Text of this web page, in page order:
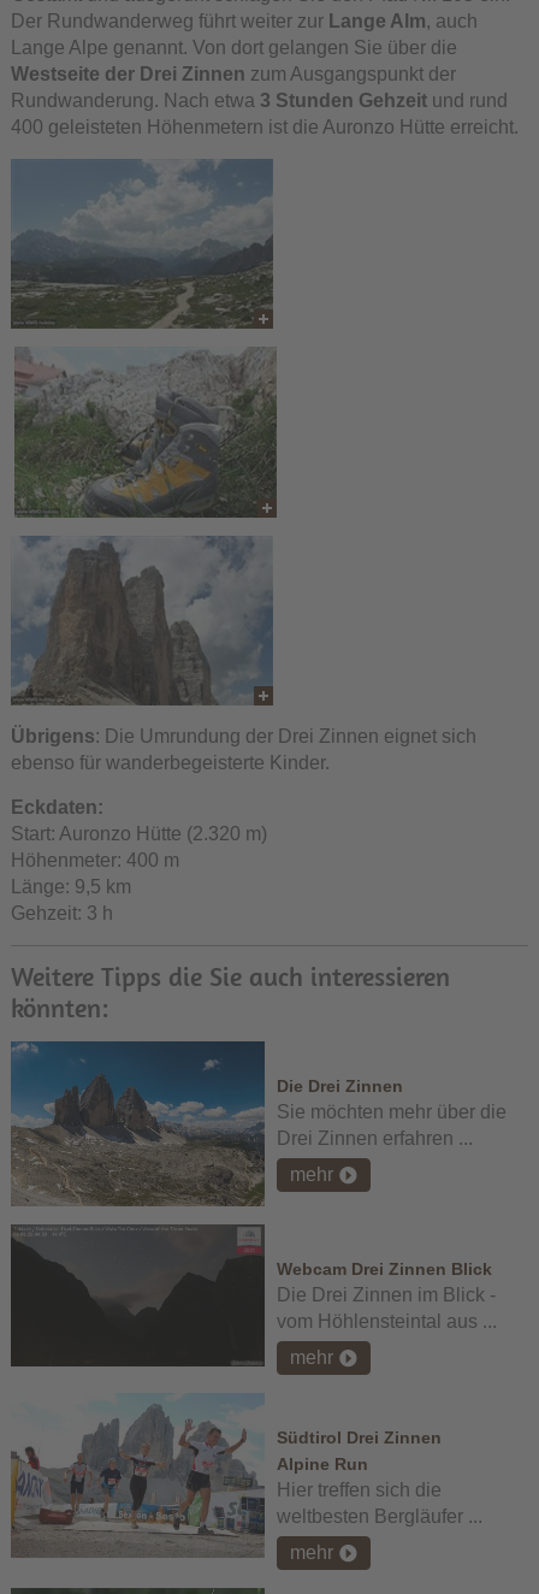
Der Rundwanderweg führt weiter zur Lange Alm, auch
Lange Alpe genannt. Von dort gelangen Sie über die
Westseite der Drei Zinnen zum Ausgangspunkt der
Rundwanderung. Nach etwa 3 Stunden Gehzeitund rund
400 geleisteten Höhenmetern ist die Auronzo Hütte erreicht.
Übrigens: Die Umrundung der Drei Zinnen eignet sich
ebenso für wanderbegeisterte Kinder.
Eckdaten:
Start: Auronzo Hütte (2.320 m)
Höhenmeter: 400 m
Länge: 9,5 km
Gehzeit: 3 h
Weitere Tipps die Sie auch interessieren
könnten:
Die Drei Zinnen
Sie möchten mehr über die
Drei Zinnen erfahren ...
mehr
Webcam Drei Zinnen Blick
Die Drei Zinnen im Blick -
vom Höhlensteintal aus ...
mehr
Südtirol Drei Zinnen
Alpine Run
Hier treffen sich die
weltbesten Bergläufer ...
mehr